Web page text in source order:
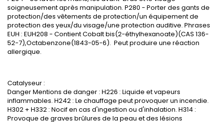
soigneusement après manipulation. P280 - Porter des gants de
protection/des vêtements de protection/un équipement de
protection des yeux/du visage/une protection auditive. Phrases
EUH : EUH208 - Contient Cobalt bis(2-éthylhexanoate)(CAS 136-
52-7),Octabenzone(1843-05-6). Peut produire une réaction
allergique.
Catalyseur :
Danger Mentions de danger : H226 : Liquide et vapeurs
inflammables. H242 : Le chauffage peut provoquer un incendie.
H302 + H332 : Nocif en cas d'ingestion ou d'inhalation. H314 :
Provoque de graves brûlures de la peau et des lésions